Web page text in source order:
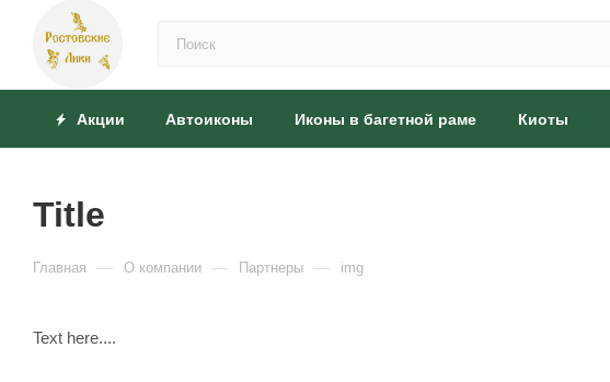
Акции Автоиконы Иконы в багетной раме Киоты
Title
Главная — О компании — Партнеры — img
Text here....